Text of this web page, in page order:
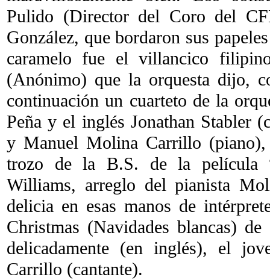
Pulido (Director del Coro del
González, que bordaron sus
caramelo fue el villancico
(Anónimo) que la orquesta dijo,
continuación un cuarteto de la
Peña y el inglés Jonathan Stabler
y Manuel Molina Carrillo
trozo de la B.S. de la película
Williams, arreglo del pianista
delicia en esas manos de
Christmas (Navidades blancas)
delicadamente (en inglés), el
Carrillo (cantante).